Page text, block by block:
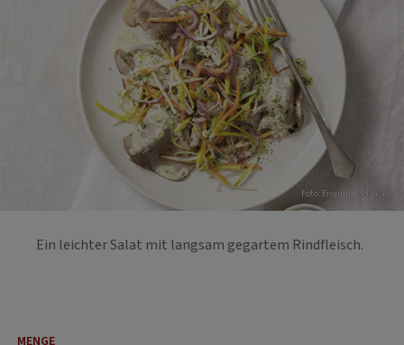
Foto: Eisenhut & Mayer
Ein leichter Salat mit langsam gegartem Rindfleisch.